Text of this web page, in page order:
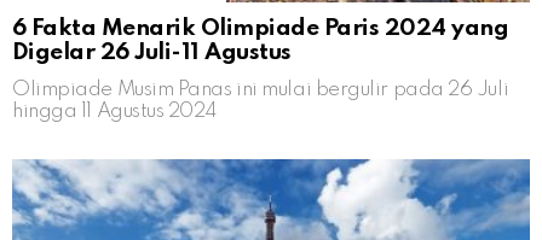
6 Fakta Menarik Olimpiade Paris 2024 yang
Digelar 26 Juli-11 Agustus
Olimpiade Musim Panas ini mulai bergulir pada 26 Juli
hingga 11 Agustus 2024